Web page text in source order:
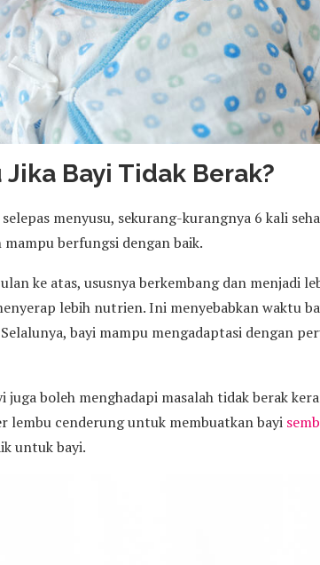
Bayi Tidak Berak?
menyusu, sekurang-kurangnya 6 kali
berfungsi dengan baik.
ke atas, ususnya berkembang dan menjadi
lebih nutrien. Ini menyebabkan waktu
bayi mampu mengadaptasi dengan
juga boleh menghadapi masalah tidak berak
lembu cenderung untuk membuatkan bayi
untuk bayi.